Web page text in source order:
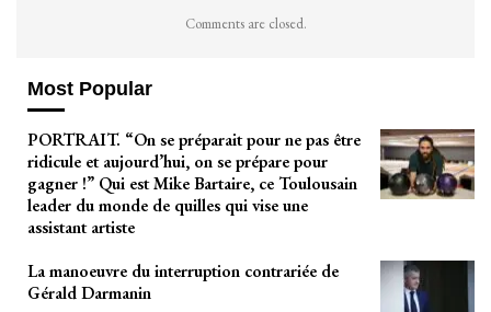
Comments are closed.
Most Popular
PORTRAIT. “On se préparait pour ne pas être
ridicule et aujourd’hui, on se prépare pour
gagner !” Qui est Mike Bartaire, ce Toulousain
leader du monde de quilles qui vise une
assistant artiste
La manoeuvre du interruption contrariée de
Gérald Darmanin